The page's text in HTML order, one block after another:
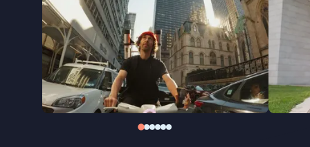
eigenzinnig kunstenaarschap uit Amsterdam. In
Streetart Frankeyvolgt hij Frankey tussen
Amsterdam en New York, tussen straat en
museum, en tussen grap en maatschappelijk
statement. Een energiek portret van een
kunstenaar die bewijst dat een klein kunstwerk
soms genoeg is om je perspectief te veranderen.